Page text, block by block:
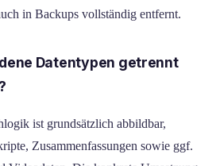
in Backups vollständig entfernt.
Datentypen getrennt
ist grundsätzlich abbildbar,
Zusammenfassungen sowie ggf.